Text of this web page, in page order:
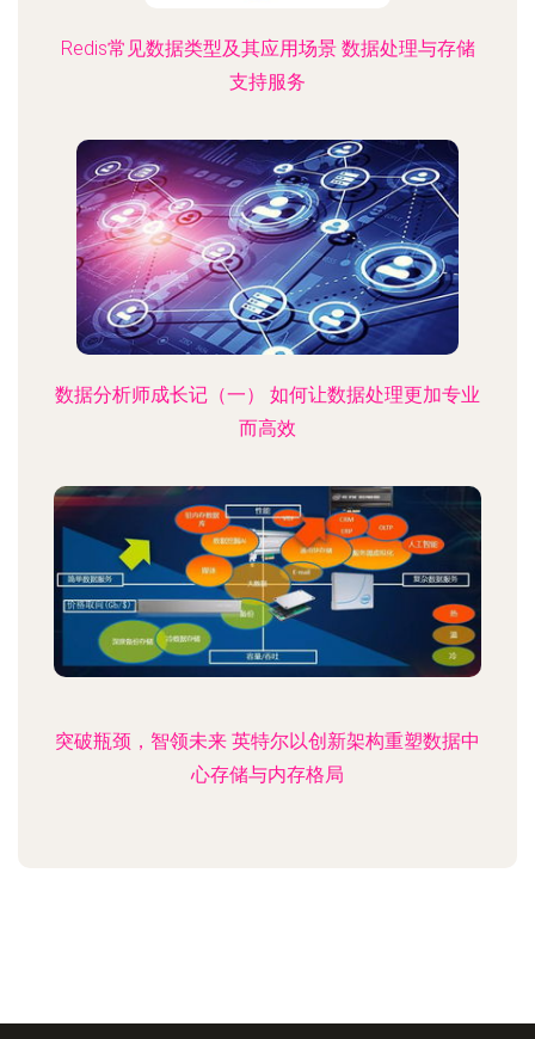
Redis常见数据类型及其应用场景 数据处理与存储
支持服务
数据分析师成长记（一） 如何让数据处理更加专业
而高效
突破瓶颈，智领未来 英特尔以创新架构重塑数据中
心存储与内存格局